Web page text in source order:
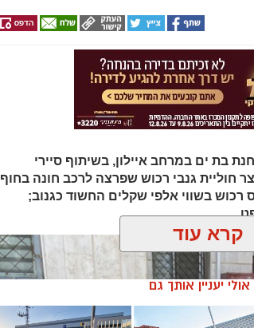
בת ים במרחב איילון, בשיתוף סיירי
חוליית גנבי רכוש שפרצה לרכב חונה בחוף
בשווי אלפי שקלים החשוד כגנוב;
קרא עוד
אולי יעניין אותך גם